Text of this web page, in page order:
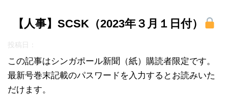
【人事】SCSK（2023年３月１日付）
投稿日：
この記事はシンガポール新聞（紙）購読者限定です。
最新号巻末記載のパスワードを入力するとお読みいた
だけます。